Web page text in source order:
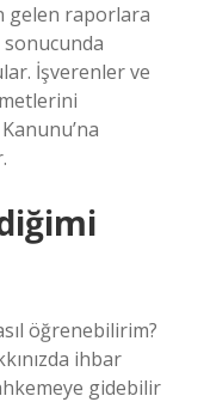
gelen raporlara
İşverenler ve
öğrenebilirim?
ihbar
gidebilir